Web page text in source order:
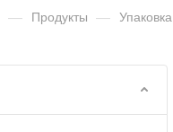
— Продукты — Упаковка